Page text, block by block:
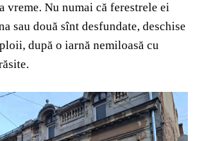
vreme. Nu numai că ferestrele ei
sau două sînt desfundate, deschise
după o iarnă nemiloasă cu